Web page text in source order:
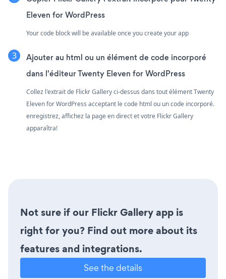
Eleven for WordPress
Your code block will be available once you create your app
Ajouter au html ou un élément de code incorporé
dans l'éditeur Twenty Eleven for WordPress
Collez l'extrait de Flickr Gallery ci-dessus dans tout élément Twenty
Eleven for WordPress acceptant le code html ou un code incorporé.
enregistrez, affichez la page en direct et votre Flickr Gallery
apparaîtra!
Not sure if our Flickr Gallery app is
right for you? Find out more about its
features and integrations.
See the details